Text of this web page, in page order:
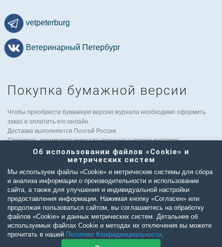
vetpeterburg
Ветеринарный Петербург
Покупка бумажной версии
Чтобы приобрести бумажную версию журнала необходимо оформить
заказ и оплатить его онлайн.
Доставка выполняется Почтой России.
Стоимость экземпляра журнала указанна с учетом доставки.
По вопросам рассылки в другие странны обращайтесь к заместителю
tatyana.albul@yandex.ru
Предзаказ
© Издательство Санкт-Петербургское ветеринарное общество |
Правила использования
Об использовании файлов «Cookie» и
метрических систем
Мы используем файлы «Cookie» и метрические системы для сбора
и анализа информации о производительности и использовании
сайта, а также для улучшения и индивидуальной настройки
предоставления информации. Нажимая кнопку «Согласен» или
продолжая пользоваться сайтом, вы соглашаетесь на обработку
файлов «Cookie» и данных метрических систем. Детальнее об
используемых файлах Cookie и методах их отключения вы можете
прочитать в нашей Политике Конфиденциальности.